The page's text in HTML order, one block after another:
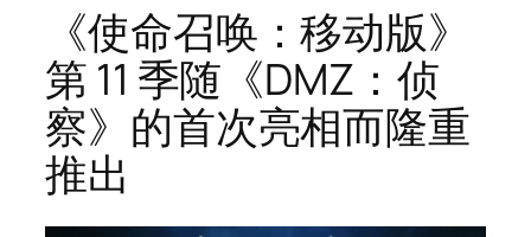
《使命召唤：移动版》
第 11 季随《DMZ：侦
察》的首次亮相而隆重
推出